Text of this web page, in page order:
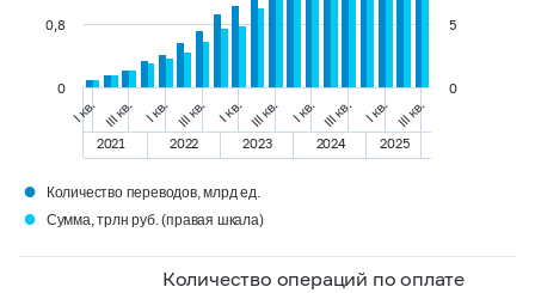
I кв.
2021
III кв. I кв.
2022
III кв. I кв.
2023
III кв. I кв.
2024
III кв. I кв.
2025
III кв.
0
0,8
0
5
● Количество переводов, млрд ед.
● Сумма, трлн руб. (правая шкала)
Количество операций по оплате